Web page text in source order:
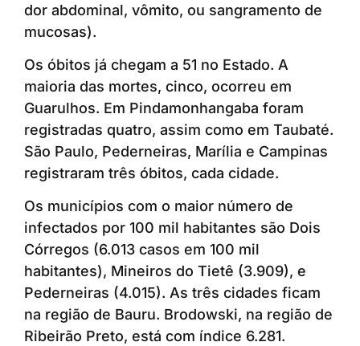
dor abdominal, vômito, ou sangramento de
mucosas).
Os óbitos já chegam a 51 no Estado. A
maioria das mortes, cinco, ocorreu em
Guarulhos. Em Pindamonhangaba foram
registradas quatro, assim como em Taubaté.
São Paulo, Pederneiras, Marília e Campinas
registraram três óbitos, cada cidade.
Os municípios com o maior número de
infectados por 100 mil habitantes são Dois
Córregos (6.013 casos em 100 mil
habitantes), Mineiros do Tietê (3.909), e
Pederneiras (4.015). As três cidades ficam
na região de Bauru. Brodowski, na região de
Ribeirão Preto, está com índice 6.281.